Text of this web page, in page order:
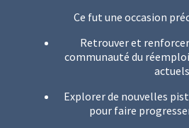
Ce fut une occasion
Retrouver et
communauté du
Explorer de nouvelles
pour faire